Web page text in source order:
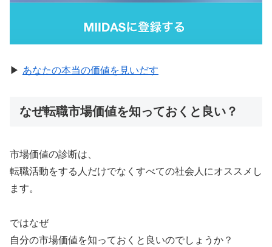
▶︎ あなたの本当の価値を見いだす
なぜ転職市場価値を知っておくと良い？
市場価値の診断は、
転職活動をする人だけでなくすべての社会人にオススメし
ます。
ではなぜ
自分の市場価値を知っておくと良いのでしょうか？